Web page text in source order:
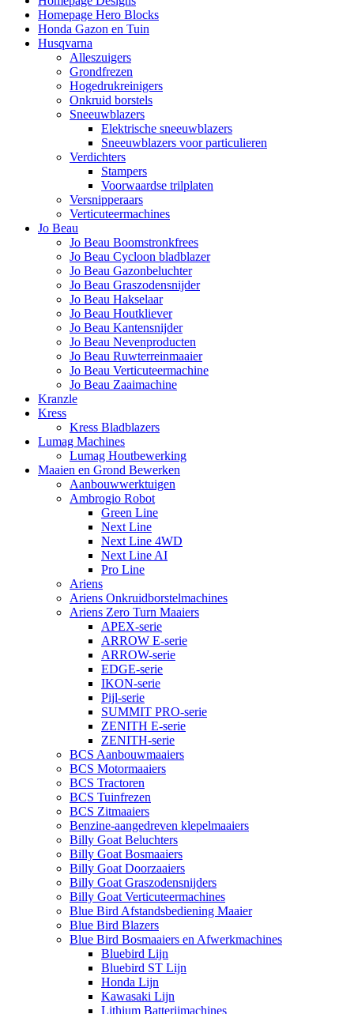
Homepage Hero Blocks
Honda Gazon en Tuin
Husqvarna
Alleszuigers
Grondfrezen
Hogedrukreinigers
Onkruid borstels
Sneeuwblazers
Elektrische sneeuwblazers
Sneeuwblazers voor particulieren
Verdichters
Stampers
Voorwaardse trilplaten
Versnipperaars
Verticuteermachines
Jo Beau
Jo Beau Boomstronkfrees
Jo Beau Cycloon bladblazer
Jo Beau Gazonbeluchter
Jo Beau Graszodensnijder
Jo Beau Hakselaar
Jo Beau Houtkliever
Jo Beau Kantensnijder
Jo Beau Nevenproducten
Jo Beau Ruwterreinmaaier
Jo Beau Verticuteermachine
Jo Beau Zaaimachine
Kranzle
Kress
Kress Bladblazers
Lumag Machines
Lumag Houtbewerking
Maaien en Grond Bewerken
Aanbouwwerktuigen
Ambrogio Robot
Green Line
Next Line
Next Line 4WD
Next Line AI
Pro Line
Ariens
Ariens Onkruidborstelmachines
Ariens Zero Turn Maaiers
APEX-serie
ARROW E-serie
ARROW-serie
EDGE-serie
IKON-serie
Pijl-serie
SUMMIT PRO-serie
ZENITH E-serie
ZENITH-serie
BCS Aanbouwmaaiers
BCS Motormaaiers
BCS Tractoren
BCS Tuinfrezen
BCS Zitmaaiers
Benzine-aangedreven klepelmaaiers
Billy Goat Beluchters
Billy Goat Bosmaaiers
Billy Goat Doorzaaiers
Billy Goat Graszodensnijders
Billy Goat Verticuteermachines
Blue Bird Afstandsbediening Maaier
Blue Bird Blazers
Blue Bird Bosmaaiers en Afwerkmachines
Bluebird Lijn
Bluebird ST Lijn
Honda Lijn
Kawasaki Lijn
Lithium Batterijmachines